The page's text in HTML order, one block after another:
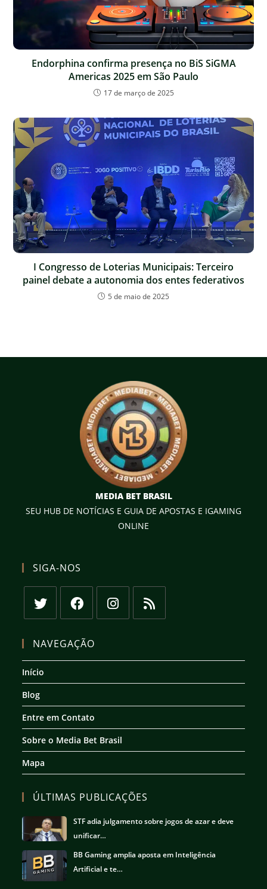
Endorphina confirma presença no BiS SiGMA
Americas 2025 em São Paulo
17 de março de 2025
I Congresso de Loterias Municipais: Terceiro
painel debate a autonomia dos entes federativos
5 de maio de 2025
MEDIA BET BRASIL
SEU HUB DE NOTÍCIAS E GUIA DE APOSTAS E IGAMING
ONLINE
SIGA-NOS
em
nova
aba
em
aba
aba
aba
NAVEGAÇÃO
Início
Blog
Entre em Contato
Sobre o Media Bet Brasil
Mapa
ÚLTIMAS PUBLICAÇÕES
STF adia julgamento sobre jogos de azar e deve
unificar…
BB Gaming amplia aposta em Inteligência
Artificial e te…